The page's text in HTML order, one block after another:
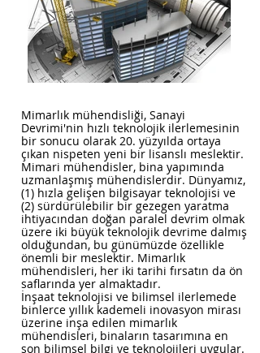
Mimarlık mühendisliği, Sanayi
Devrimi'nin hızlı teknolojik ilerlemesinin
bir sonucu olarak 20. yüzyılda ortaya
çıkan nispeten yeni bir lisanslı meslektir.
Mimari mühendisler, bina yapımında
uzmanlaşmış mühendislerdir. Dünyamız,
(1) hızla gelişen bilgisayar teknolojisi ve
(2) sürdürülebilir bir gezegen yaratma
ihtiyacından doğan paralel devrim olmak
üzere iki büyük teknolojik devrime dalmış
olduğundan, bu günümüzde özellikle
önemli bir meslektir. Mimarlık
mühendisleri, her iki tarihi fırsatın da ön
saflarında yer almaktadır.
İnşaat teknolojisi ve bilimsel ilerlemede
binlerce yıllık kademeli inovasyon mirası
üzerine inşa edilen mimarlık
mühendisleri, binaların tasarımına en
son bilimsel bilgi ve teknolojileri uygular.